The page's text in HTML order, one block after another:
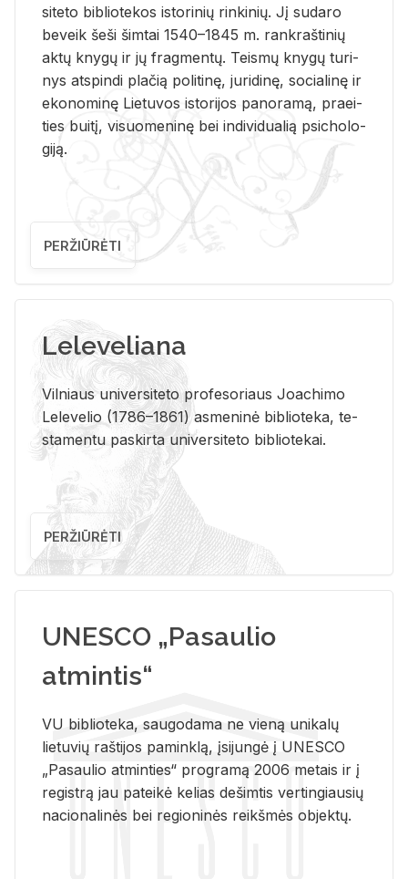
si­te­to bi­b­lio­te­kos is­to­ri­nių rin­ki­nių. Jį su­da­ro
be­veik šeši šim­tai 1540–1845 m. rank­raš­ti­nių
aktų kny­gų ir jų frag­men­tų. Teis­mų kny­gų tu­ri­
nys at­spin­di pla­čią po­li­ti­nę, ju­ri­di­nę, so­cia­li­nę ir
eko­no­mi­nę Lie­tu­vos is­to­ri­jos pa­no­ra­mą, pra­ei­
ties bui­tį, vi­suo­me­ni­nę bei in­di­vi­dua­lią psi­cho­lo­
gi­ją.
PERŽIŪRĖTI
Leleveliana
Vil­niaus uni­ver­si­te­to pro­fe­so­riaus Jo­a­chi­mo
Le­le­ve­lio (1786–1861) as­me­ni­nė bi­b­lio­te­ka, te­
sta­men­tu pa­skir­ta uni­ver­si­te­to bi­b­lio­te­kai.
PERŽIŪRĖTI
UNESCO „Pasaulio
atmintis“
VU biblioteka, saugodama ne vieną unikalų
lietuvių raštijos paminklą, įsijungė į UNESCO
„Pasaulio atminties“ programą 2006 metais ir į
registrą jau pateikė kelias dešimtis vertingiausių
nacionalinės bei regioninės reikšmės objektų.